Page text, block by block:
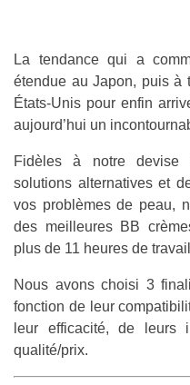
La tendance qui a
étendue au Japon, puis à
États-Unis pour enfin
aujourd’hui un
Fidèles à notre devise
solutions alternatives et
vos problèmes de peau,
des meilleures BB
plus de 11 heures de
Nous avons choisi 3
fonction de leur
leur efficacité, de leurs
qualité/prix.